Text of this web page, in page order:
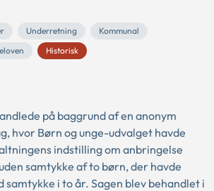
Underretning
Kommunal
Historisk
på baggrund af en anonym
hvor Børn og unge-udvalget havde
indstilling om anbringelse
samtykke af to børn, der havde
i to år. Sagen blev behandlet i